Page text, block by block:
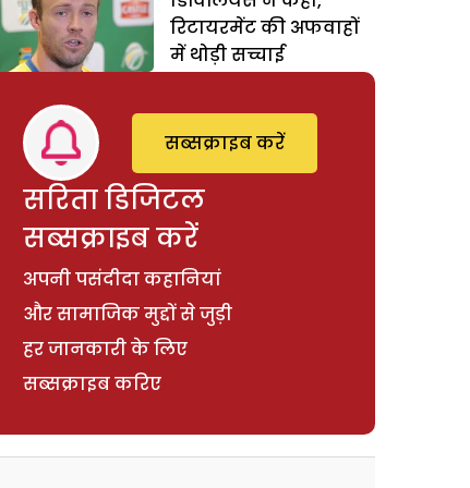
रिटायरमेंट की अफवाहों
में थोड़ी सच्चाई
सरिता डिजिटल
सब्सक्राइब करें
अपनी पसंदीदा कहानियां
और सामाजिक मुद्दों से जुड़ी
हर जानकारी के लिए
सब्सक्राइब करिए
सब्सक्राइब करें